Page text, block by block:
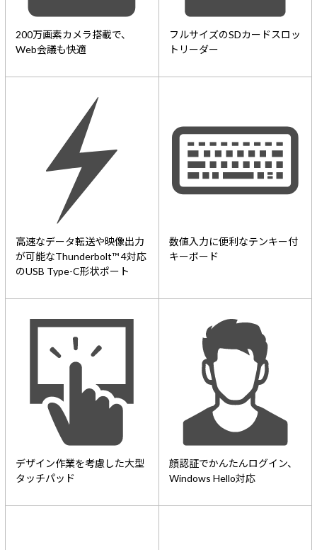
200万画素カメラ搭載で、
Web会議も快適
フルサイズのSDカードスロッ
トリーダー
高速なデータ転送や映像出力
が可能なThunderbolt™ 4対応
のUSB Type-C形状ポート
数値入力に便利なテンキー付
キーボード
デザイン作業を考慮した大型
タッチパッド
顔認証でかんたんログイン、
Windows Hello対応